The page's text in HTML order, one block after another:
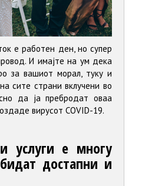
е работен ден, но супер
И имајте на ум дека
за вашиот морал, туку и
сите страни вклучени во
да ја пребродат оваа
вирусот COVID-19.
услуги е многу
достапни и